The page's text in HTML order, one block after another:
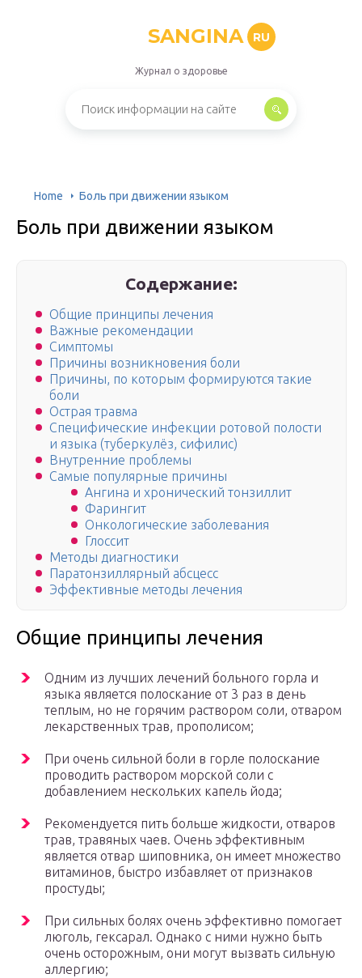
SANGINA RU
Журнал о здоровье
Home Боль при движении языком
Боль при движении языком
Содержание:
Общие принципы лечения
Важные рекомендации
Симптомы
Причины возникновения боли
Причины, по которым формируются такие
боли
Острая травма
Специфические инфекции ротовой полости
и языка (туберкулёз, сифилис)
Внутренние проблемы
Самые популярные причины
Ангина и хронический тонзиллит
Фарингит
Онкологические заболевания
Глоссит
Методы диагностики
Паратонзиллярный абсцесс
Эффективные методы лечения
Общие принципы лечения
Одним из лучших лечений больного горла и
языка является полоскание от 3 раз в день
теплым, но не горячим раствором соли, отваром
лекарственных трав, прополисом;
При очень сильной боли в горле полоскание
проводить раствором морской соли с
добавлением нескольких капель йода;
Рекомендуется пить больше жидкости, отваров
трав, травяных чаев. Очень эффективным
является отвар шиповника, он имеет множество
витаминов, быстро избавляет от признаков
простуды;
При сильных болях очень эффективно помогает
люголь, гексарал. Однако с ними нужно быть
очень осторожным, они могут вызвать сильную
аллергию;